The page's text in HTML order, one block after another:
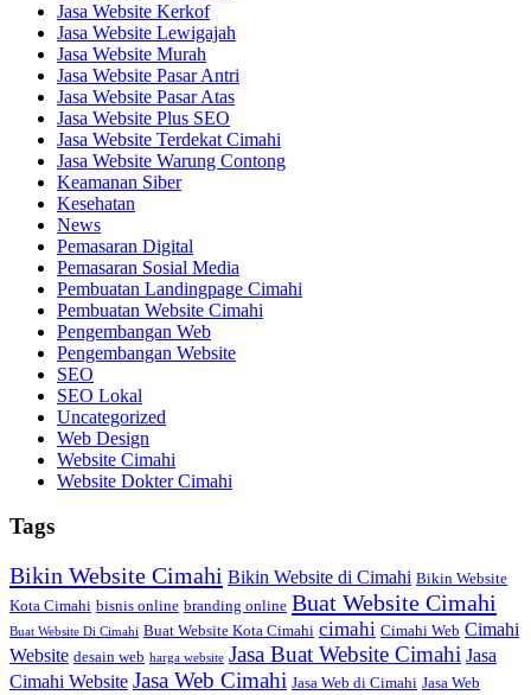
Jasa Website Kerkof
Jasa Website Lewigajah
Jasa Website Murah
Jasa Website Pasar Antri
Jasa Website Pasar Atas
Jasa Website Plus SEO
Jasa Website Terdekat Cimahi
Jasa Website Warung Contong
Keamanan Siber
Kesehatan
News
Pemasaran Digital
Pemasaran Sosial Media
Pembuatan Landingpage Cimahi
Pembuatan Website Cimahi
Pengembangan Web
Pengembangan Website
SEO
SEO Lokal
Uncategorized
Web Design
Website Cimahi
Website Dokter Cimahi
Tags
Bikin Website Cimahi Bikin Website di Cimahi Bikin Website
Kota Cimahi bisnis online branding online Buat Website Cimahi
Buat Website Di Cimahi Buat Website Kota Cimahi cimahi Cimahi Web Cimahi
Website desain web harga website Jasa Buat Website Cimahi Jasa
Cimahi Website Jasa Web Cimahi Jasa Web di Cimahi Jasa Web